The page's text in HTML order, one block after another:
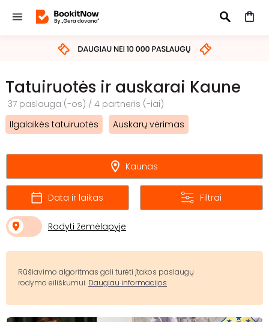
IEŠKOTI
Tatuiruotės ir auskarai Kaune
37 paslauga (-os) / 4 partneris (-iai)
Ilgalaikės tatuiruotės
Auskarų vėrimas
Kaunas
Data ir laikas Filtrai
Rodyti žemėlapyje
Rūšiavimo algoritmas gali turėti įtakos paslaugų
rodymo eiliškumui. Daugiau informacijos